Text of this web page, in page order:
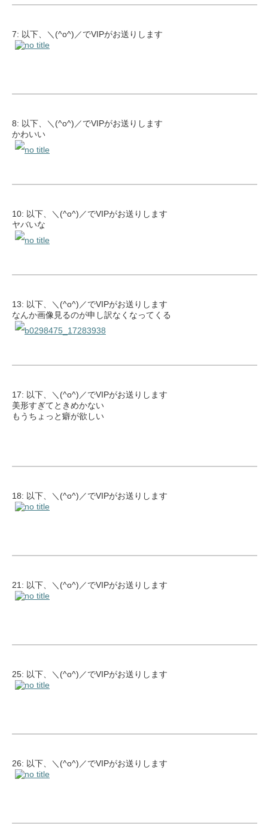
7: 以下、＼(^o^)／でVIPがお送りします
8: 以下、＼(^o^)／でVIPがお送りします
かわいい
10: 以下、＼(^o^)／でVIPがお送りします
ヤバいな
13: 以下、＼(^o^)／でVIPがお送りします
なんか画像見るのが申し訳なくなってくる
17: 以下、＼(^o^)／でVIPがお送りします
美形すぎてときめかない
もうちょっと癖が欲しい
18: 以下、＼(^o^)／でVIPがお送りします
21: 以下、＼(^o^)／でVIPがお送りします
25: 以下、＼(^o^)／でVIPがお送りします
26: 以下、＼(^o^)／でVIPがお送りします